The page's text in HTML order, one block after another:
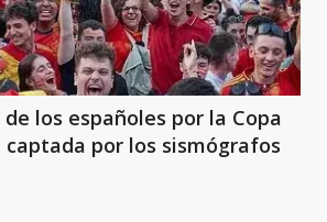
los españoles por la Copa
por los sismógrafos